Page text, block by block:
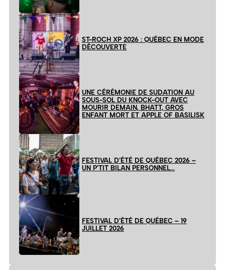
ST-ROCH XP 2026 : QUÉBEC EN MODE
DÉCOUVERTE
UNE CÉRÉMONIE DE SUDATION AU
SOUS-SOL DU KNOCK-OUT AVEC
MOURIR DEMAIN, BHATT, GROS
ENFANT MORT ET APPLE OF BASILISK
FESTIVAL D’ÉTÉ DE QUÉBEC 2026 –
UN P’TIT BILAN PERSONNEL…
FESTIVAL D’ÉTÉ DE QUÉBEC – 19
JUILLET 2026